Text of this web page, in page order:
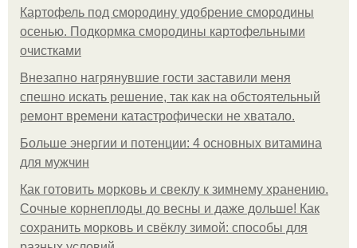
Картофель под смородину удобрение смородины
осенью. Подкормка смородины картофельными
очистками
Внезапно нагрянувшие гости заставили меня
спешно искать решение, так как на обстоятельный
ремонт времени катастрофически не хватало.
Больше энергии и потенции: 4 основных витамина
для мужчин
Как готовить морковь и свеклу к зимнему хранению.
Сочные корнеплоды до весны и даже дольше! Как
сохранить морковь и свёклу зимой: способы для